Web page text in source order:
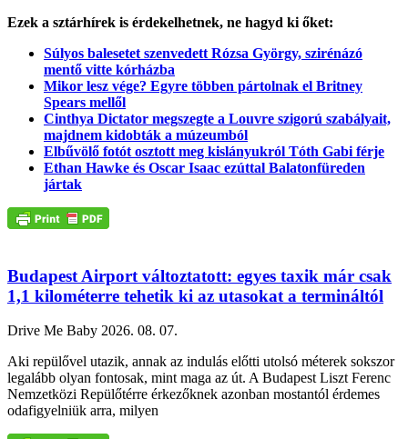
Ezek a sztárhírek is érdekelhetnek, ne hagyd ki őket:
Súlyos balesetet szenvedett Rózsa György, szirénázó
mentő vitte kórházba
Mikor lesz vége? Egyre többen pártolnak el Britney
Spears mellől
Cinthya Dictator megszegte a Louvre szigorú szabályait,
majdnem kidobták a múzeumból
Elbűvölő fotót osztott meg kislányukról Tóth Gabi férje
Ethan Hawke és Oscar Isaac ezúttal Balatonfüreden
jártak
Budapest Airport változtatott: egyes taxik már csak
1,1 kilométerre tehetik ki az utasokat a termináltól
Drive Me Baby 2026. 08. 07.
Aki repülővel utazik, annak az indulás előtti utolsó méterek sokszor
legalább olyan fontosak, mint maga az út. A Budapest Liszt Ferenc
Nemzetközi Repülőtérre érkezőknek azonban mostantól érdemes
odafigyelniük arra, milyen